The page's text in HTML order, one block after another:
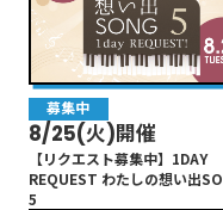
募集中
8/25(火)開催
【リクエスト募集中】1DAY
REQUEST わたしの想い出
5
EVENT
8/11(火祝)19時
公開生放送｢LACCO TOWER
勢崎オート｣
EVENT
8/11(火祝)19時
公開生放送｢LACCO TOWER
勢崎オート｣